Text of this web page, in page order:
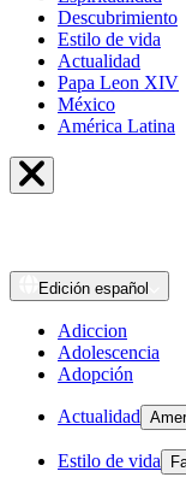
Descubrimiento
Estilo de vida
Actualidad
Papa Leon XIV
México
América Latina
Edición español
Adiccion
Adolescencia
Adopción
Actualidad
Estilo de vida